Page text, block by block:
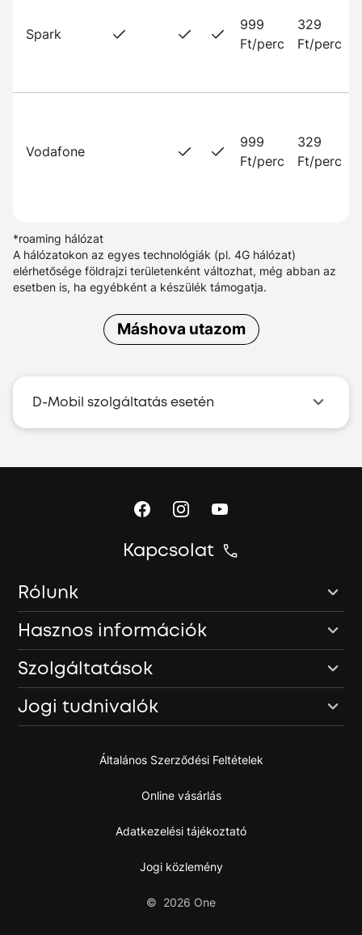
Spark
999
Ft/perc
329
Ft/perc
Vodafone
999
Ft/perc
329
Ft/perc
*roaming hálózat
A hálózatokon az egyes technológiák (pl. 4G hálózat)
elérhetősége földrajzi területenként változhat, még abban az
esetben is, ha egyébként a készülék támogatja.
Máshova utazom
D-Mobil szolgáltatás esetén
Kapcsolat
Rólunk
Hasznos információk
Szolgáltatások
Jogi tudnivalók
Általános Szerződési Feltételek
Online vásárlás
Adatkezelési tájékoztató
Jogi közlemény
© 2026 One